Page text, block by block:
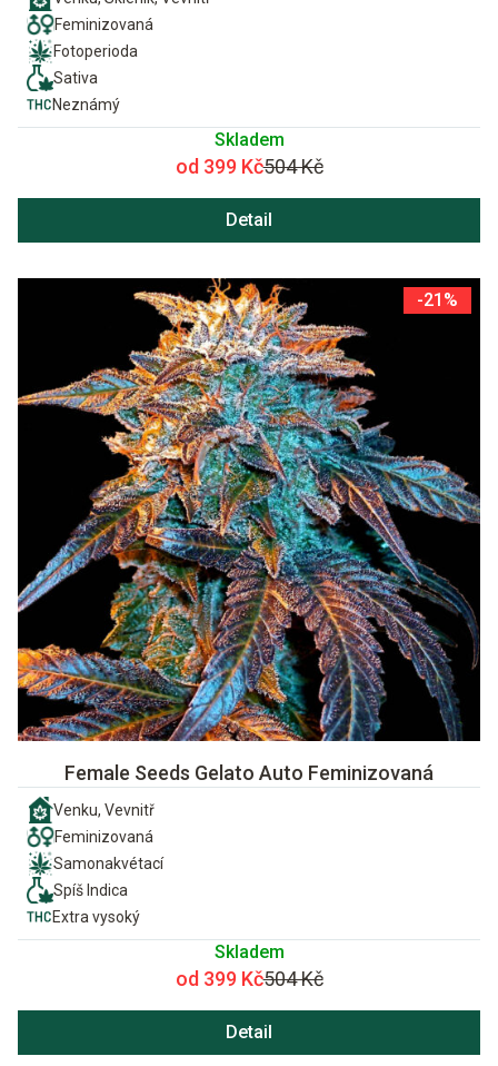
Feminizovaná
Fotoperioda
Sativa
Neznámý
Skladem
od 399 Kč504 Kč
Detail
-21%
Female Seeds Gelato Auto Feminizovaná
Venku, Vevnitř
Feminizovaná
Samonakvétací
Spíš Indica
Extra vysoký
Skladem
od 399 Kč504 Kč
Detail